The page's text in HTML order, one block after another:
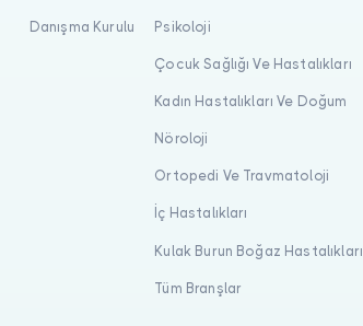
Danışma Kurulu Psikoloji
Çocuk Sağlığı Ve Hastalıkları
Kadın Hastalıkları Ve Doğum
Nöroloji
Ortopedi Ve Travmatoloji
İç Hastalıkları
Kulak Burun Boğaz Hastalıkları
Tüm Branşlar